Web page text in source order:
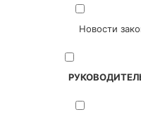
Новости